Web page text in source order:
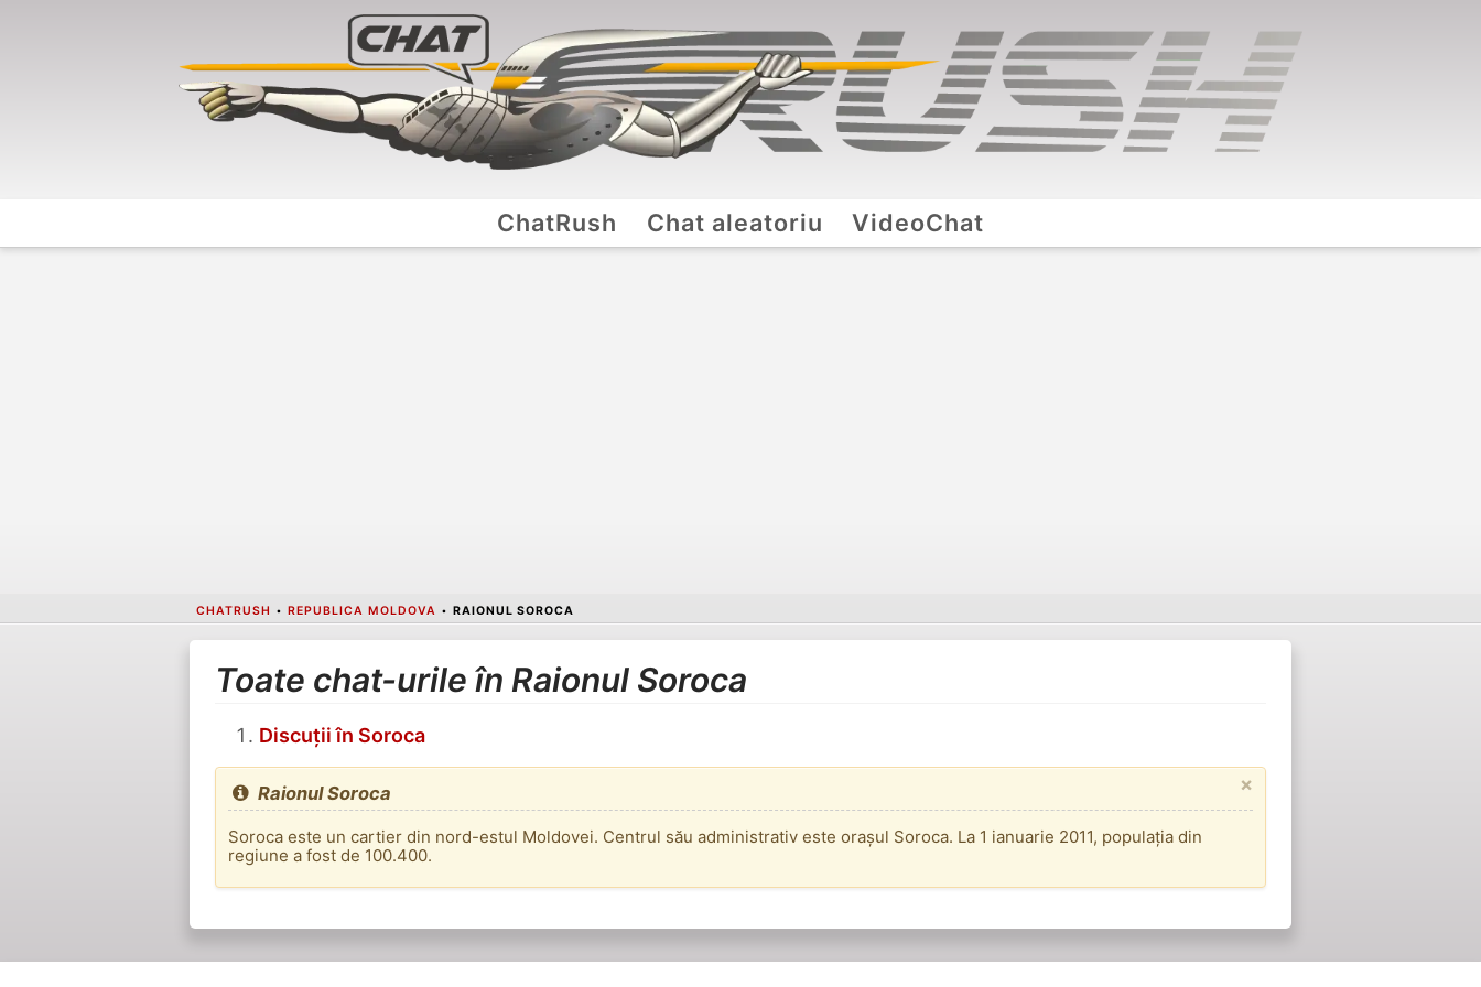
ChatRush Chat aleatoriu VideoChat
CHATRUSH • REPUBLICA MOLDOVA • RAIONUL SOROCA
Toate chat-urile în Raionul Soroca
Discuții în Soroca
×
Raionul Soroca
Soroca este un cartier din nord-estul Moldovei. Centrul său administrativ este orașul Soroca. La 1 ianuarie 2011, populația din
regiune a fost de 100.400.